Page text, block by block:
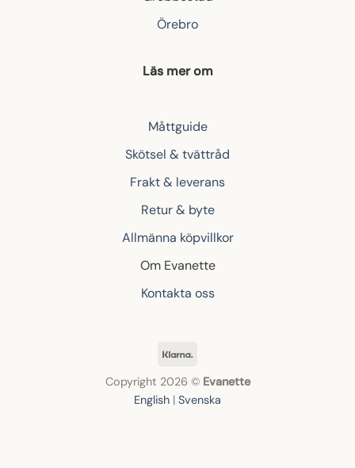
Örebro
Läs mer om
Måttguide
Skötsel & tvättråd
Frakt & leverans
Retur & byte
Allmänna köpvillkor
Om Evanette
Kontakta oss
Copyright 2026 © Evanette
English | Svenska